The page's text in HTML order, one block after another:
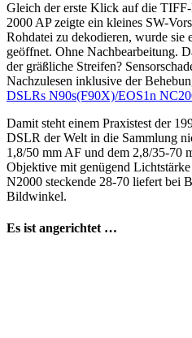
Gleich der erste Klick auf die
2000 AP zeigte ein kleines SW-
Rohdatei zu dekodieren, wurde
geöffnet. Ohne Nachbearbeitung.
der gräßliche Streifen?
Nachzulesen inklusive der
DSLRs N90s(F90X)/EOS1n
Damit steht einem Praxistest der
DSLR der Welt in die Sammlung
1,8/50 mm AF und dem 2,8/35-70
Objektive mit genügend
N2000 steckende 28-70 liefert bei
Bildwinkel.
Es ist angerichtet …